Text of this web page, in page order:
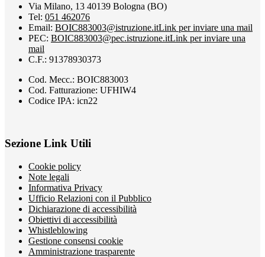
Via Milano, 13 40139 Bologna (BO)
Tel: 051 462076
Email: BOIC883003@istruzione.itLink per inviare una mail
PEC: BOIC883003@pec.istruzione.itLink per inviare una
mail
C.F.: 91378930373
Cod. Mecc.: BOIC883003
Cod. Fatturazione: UFHIW4
Codice IPA: icn22
Sezione Link Utili
Cookie policy
Note legali
Informativa Privacy
Ufficio Relazioni con il Pubblico
Dichiarazione di accessibilità
Obiettivi di accessibilità
Whistleblowing
Gestione consensi cookie
Amministrazione trasparente